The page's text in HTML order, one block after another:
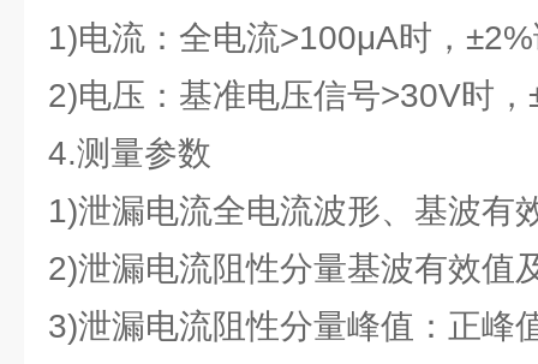
1)电流：全电流>100μA时，
2)电压：基准电压信号>30V时
4.测量参数
1)泄漏电流全电流波形、基波有
2)泄漏电流阻性分量基波有效值
3)泄漏电流阻性分量峰值：正峰